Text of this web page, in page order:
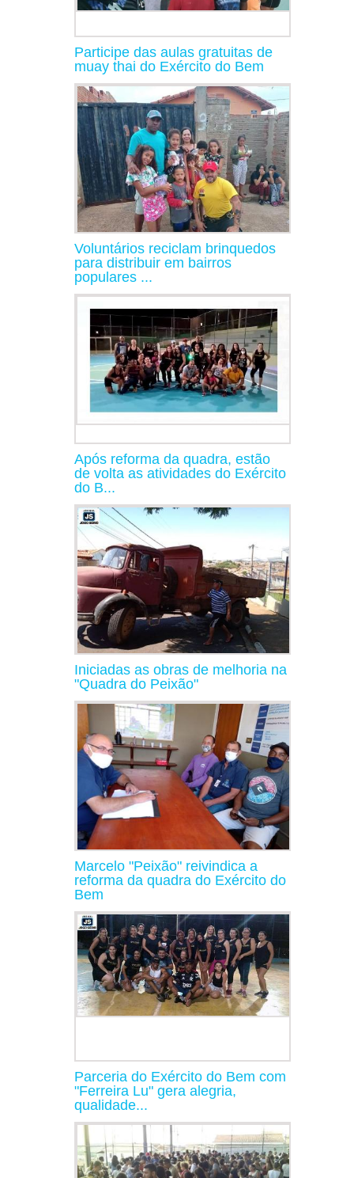
Participe das aulas gratuitas de
muay thai do Exército do Bem
Voluntários reciclam brinquedos
para distribuir em bairros
populares ...
Após reforma da quadra, estão
de volta as atividades do Exército
do B...
Iniciadas as obras de melhoria na
"Quadra do Peixão"
Marcelo "Peixão" reivindica a
reforma da quadra do Exército do
Bem
Parceria do Exército do Bem com
"Ferreira Lu" gera alegria,
qualidade...